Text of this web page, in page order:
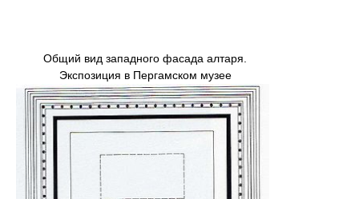
Общий вид западного фасада алтаря.
Экспозиция в Пергамском музее